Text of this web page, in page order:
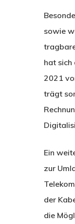
sowie
hat sich
2021
trägt
Ein
zur
der
die